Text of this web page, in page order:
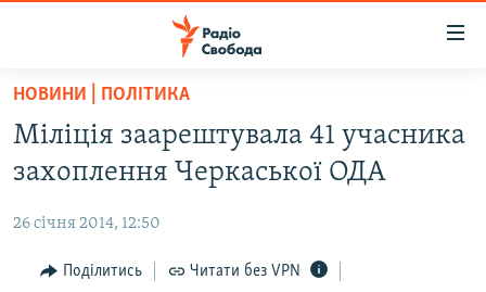
Перейти
основного
матеріалу
до
навігації
ВСЕ ЗА ДОБУ
ПОЛІТИКА
ЕКОНОМІКА
ВІЙНА
РОСІЙСЬКА «ФІЛЬТРАЦІЯ»
НОВИНИ | ПОЛІТИКА
Міліція заарештувала 41 учасника
захоплення Черкаської ОДА
26 січня 2014, 12:50
Поділитись Читати без VPN